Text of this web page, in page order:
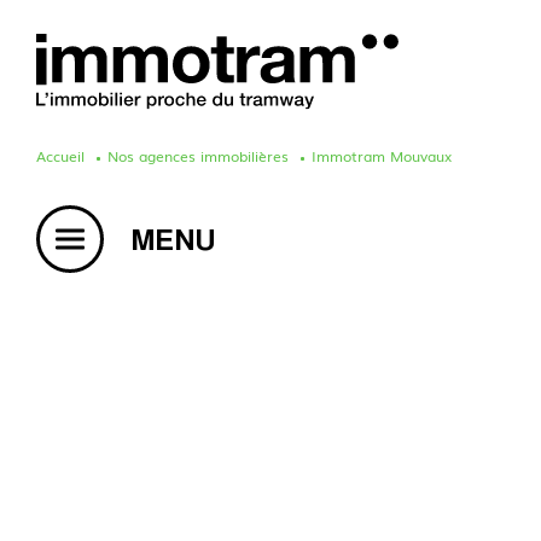
Accueil Nos agences immobilières Immotram Mouvaux
Acheter un bien